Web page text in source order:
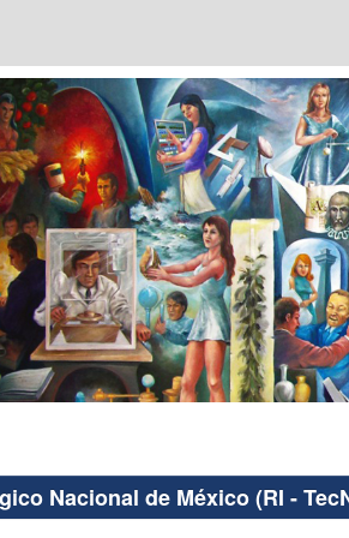
Nacional de México (RI -